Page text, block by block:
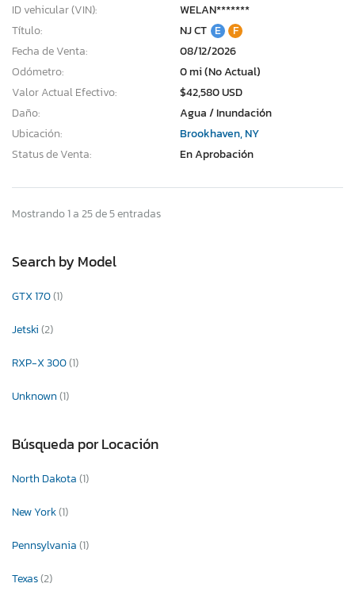
ID vehicular (VIN):
WELAN*******
Título:
NJ CT E
F
Fecha de Venta:
08/12/2026
Odómetro:
0 mi (No Actual)
Valor Actual Efectivo:
$42,580 USD
Daño:
Agua / Inundación
Ubicación:
Brookhaven, NY
Status de Venta:
En Aprobación
Mostrando 1 a 25 de 5 entradas
Search by Model
GTX 170(1)
Jetski(2)
RXP-X 300(1)
Unknown(1)
Búsqueda por Locación
North Dakota(1)
New York(1)
Pennsylvania(1)
Texas(2)